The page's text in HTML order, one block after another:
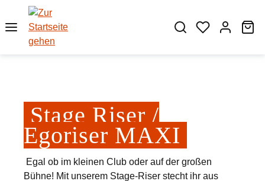
Zum Hauptinhalt springen
Stage Riser /
Egoriser MAXI
Egal ob im kleinen Club oder auf der großen
Bühne! Mit unserem Stage-Riser stecht ihr aus